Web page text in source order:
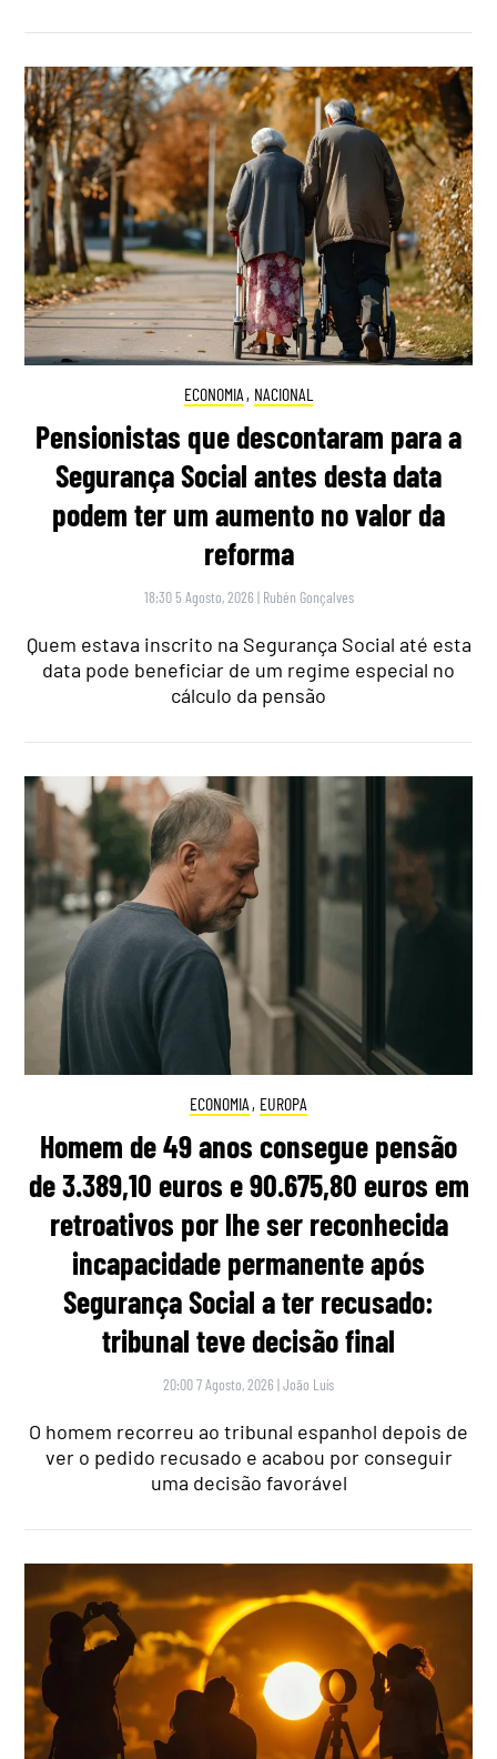
ECONOMIA , NACIONAL
Pensionistas que descontaram para a
Segurança Social antes desta data
podem ter um aumento no valor da
reforma
18:30 5 Agosto, 2026 | Rubén Gonçalves
Quem estava inscrito na Segurança Social até esta
data pode beneficiar de um regime especial no
cálculo da pensão
ECONOMIA , EUROPA
Homem de 49 anos consegue pensão
de 3.389,10 euros e 90.675,80 euros em
retroativos por lhe ser reconhecida
incapacidade permanente após
Segurança Social a ter recusado:
tribunal teve decisão final
20:00 7 Agosto, 2026 |João Luís
O homem recorreu ao tribunal espanhol depois de
ver o pedido recusado e acabou por conseguir
uma decisão favorável